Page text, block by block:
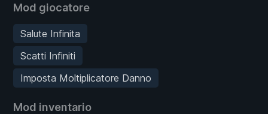
Mod giocatore
Salute Infinita
Scatti Infiniti
Imposta Moltiplicatore Danno
Mod inventario